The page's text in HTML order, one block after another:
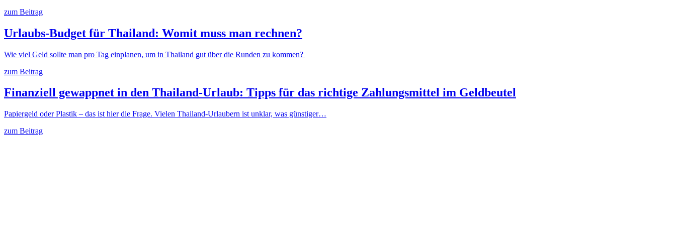
zum Beitrag
Urlaubs-Budget für Thailand: Womit muss man rechnen?
Wie viel Geld sollte man pro Tag einplanen, um in Thailand gut über die Runden zu kommen?
zum Beitrag
Finanziell gewappnet in den Thailand-Urlaub: Tipps für das richtige Zahlungsmittel im Geldbeutel
Papiergeld oder Plastik – das ist hier die Frage. Vielen Thailand-Urlaubern ist unklar, was günstiger…
zum Beitrag